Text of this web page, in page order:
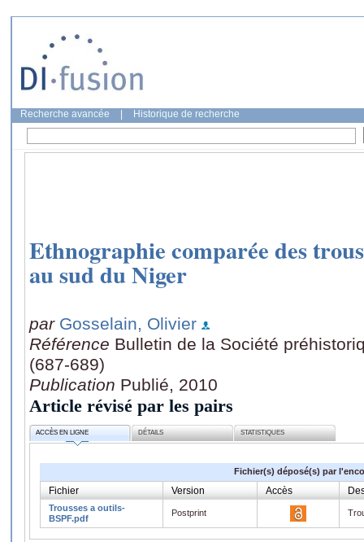
Recherche avancée Historique de recherche
Ethnographie comparée des
au sud du Niger
par Gosselain, Olivier
Référence Bulletin de la Société
(687-689)
Publication Publié, 2010
Article révisé par les pairs
ACCÈS EN LIGNE DÉTAILS STATISTIQUES
Fichier(s) déposé(s) par
Fichier Version Accès
Trousses a outils-
BSPF.pdf
Postprint